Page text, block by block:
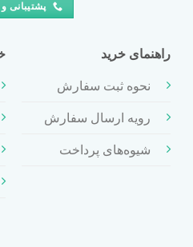
پشتیبانی
راهنمای خرید
نحوه ثبت سفارش
رویه ارسال سفارش
شیوه‌های پرداخت